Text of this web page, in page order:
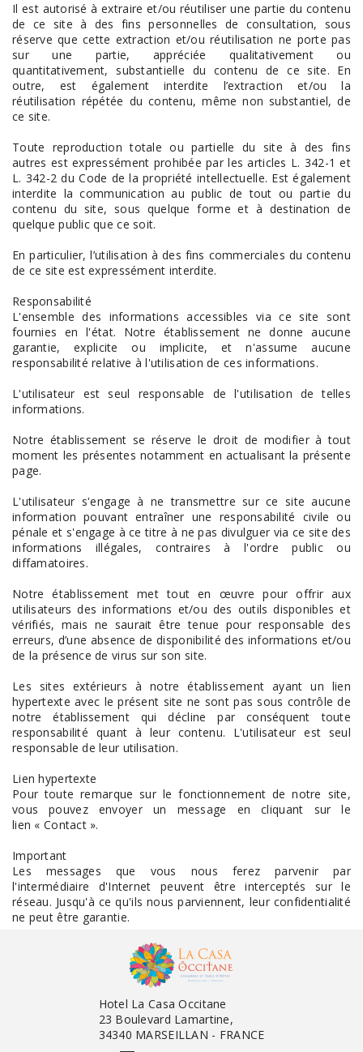
Il est autorisé à extraire et/ou réutiliser une partie du contenu
de ce site à des fins personnelles de consultation, sous
réserve que cette extraction et/ou réutilisation ne porte pas
sur une partie, appréciée qualitativement ou
quantitativement, substantielle du contenu de ce site. En
outre, est également interdite l’extraction et/ou la
réutilisation répétée du contenu, même non substantiel, de
ce site.
Toute reproduction totale ou partielle du site à des fins
autres est expressément prohibée par les articles L. 342-1 et
L. 342-2 du Code de la propriété intellectuelle. Est également
interdite la communication au public de tout ou partie du
contenu du site, sous quelque forme et à destination de
quelque public que ce soit.
En particulier, l’utilisation à des fins commerciales du contenu
de ce site est expressément interdite.
Responsabilité
L'ensemble des informations accessibles via ce site sont
fournies en l'état. Notre établissement ne donne aucune
garantie, explicite ou implicite, et n'assume aucune
responsabilité relative à l'utilisation de ces informations.
L'utilisateur est seul responsable de l'utilisation de telles
informations.
Notre établissement se réserve le droit de modifier à tout
moment les présentes notamment en actualisant la présente
page.
L'utilisateur s'engage à ne transmettre sur ce site aucune
information pouvant entraîner une responsabilité civile ou
pénale et s'engage à ce titre à ne pas divulguer via ce site des
informations illégales, contraires à l'ordre public ou
diffamatoires.
Notre établissement met tout en œuvre pour offrir aux
utilisateurs des informations et/ou des outils disponibles et
vérifiés, mais ne saurait être tenue pour responsable des
erreurs, d’une absence de disponibilité des informations et/ou
de la présence de virus sur son site.
Les sites extérieurs à notre établissement ayant un lien
hypertexte avec le présent site ne sont pas sous contrôle de
notre établissement qui décline par conséquent toute
responsabilité quant à leur contenu. L'utilisateur est seul
responsable de leur utilisation.
Lien hypertexte
Pour toute remarque sur le fonctionnement de notre site,
vous pouvez envoyer un message en cliquant sur le
lien « Contact ».
Important
Les messages que vous nous ferez parvenir par
l'intermédiaire d'Internet peuvent être interceptés sur le
réseau. Jusqu'à ce qu'ils nous parviennent, leur confidentialité
ne peut être garantie.
Hotel La Casa Occitane
23 Boulevard Lamartine,
34340 MARSEILLAN - FRANCE